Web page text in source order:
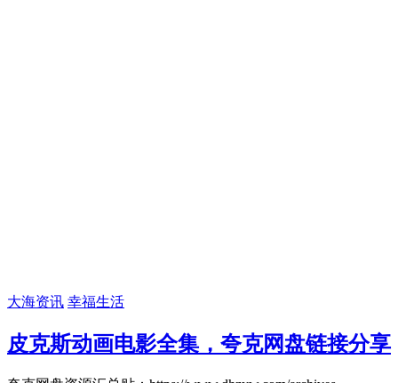
大海资讯 幸福生活
皮克斯动画电影全集，夸克网盘链接分享